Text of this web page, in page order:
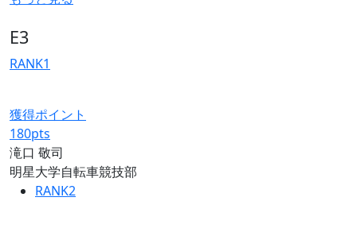
E3
RANK1
獲得ポイント
180pts
滝口 敬司
明星大学自転車競技部
RANK2